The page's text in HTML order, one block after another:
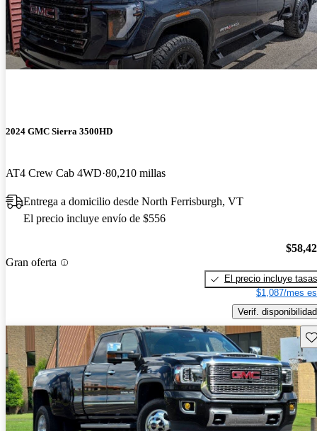
2024 GMC Sierra 3500HD
AT4 Crew Cab 4WD 80,210 millas
Entrega a domicilio desde North Ferrisburgh, VT
El precio incluye envío de $556
Gran oferta
El precio incluye tasas
$1,087/mes
Verif. disponibilidad